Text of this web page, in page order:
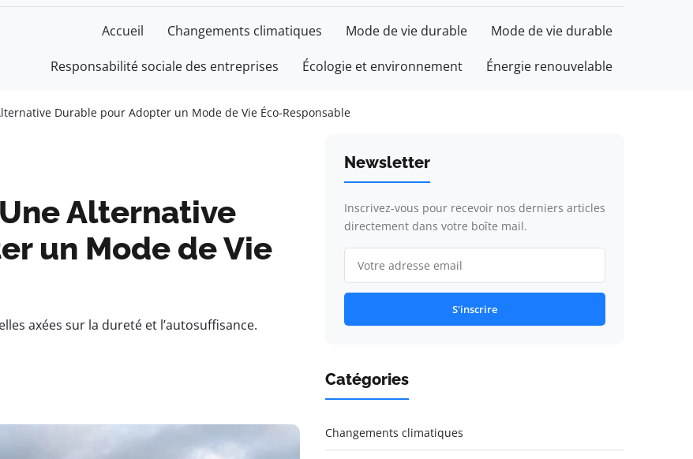
Accueil Changements climatiques Mode de vie durable Mode de vie durable
Responsabilité sociale des entreprises Écologie et environnement Énergie renouvelable
Durable pour Adopter un Mode de Vie Éco-Responsable
Alternative
un Mode de Vie
axées sur la dureté et l’autosuffisance.
Newsletter
Inscrivez-vous pour recevoir nos derniers articles
directement dans votre boîte mail.
S'inscrire
Catégories
Changements climatiques